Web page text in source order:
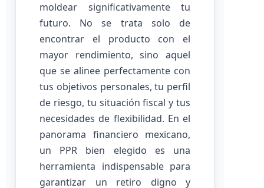
moldear significativamente tu
futuro. No se trata solo de
encontrar el producto con el
mayor rendimiento, sino aquel
que se alinee perfectamente con
tus objetivos personales, tu perfil
de riesgo, tu situación fiscal y tus
necesidades de flexibilidad. En el
panorama financiero mexicano,
un PPR bien elegido es una
herramienta indispensable para
garantizar un retiro digno y